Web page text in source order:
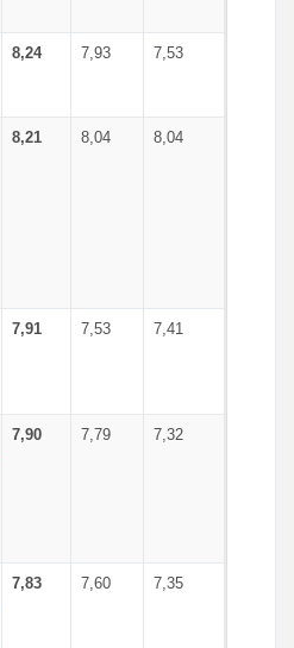
8,24 7,93 7,53
8,21 8,04 8,04
7,91 7,53 7,41
7,90 7,79 7,32
7,83 7,60 7,35